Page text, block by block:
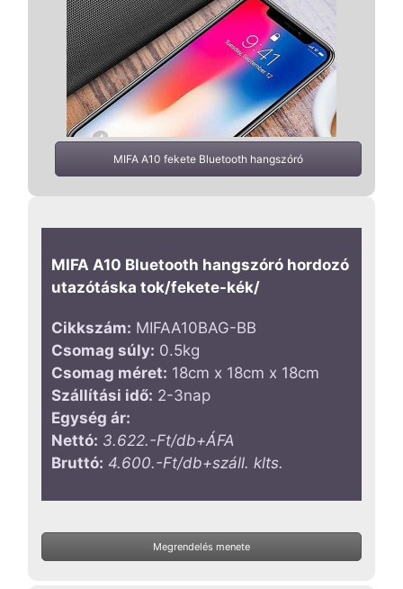
MIFA A10 fekete Bluetooth hangszóró
MIFA A10 Bluetooth hangszóró hordozó
utazótáska tok/fekete-kék/
Cikkszám: MIFAA10BAG-BB
Csomag súly: 0.5kg
Csomag méret: 18cm x 18cm x 18cm
Szállítási idő: 2-3nap
Egység ár:
Nettó: 3.622.-Ft/db+ÁFA
Bruttó: 4.600.-Ft/db+száll. klts.
Megrendelés menete